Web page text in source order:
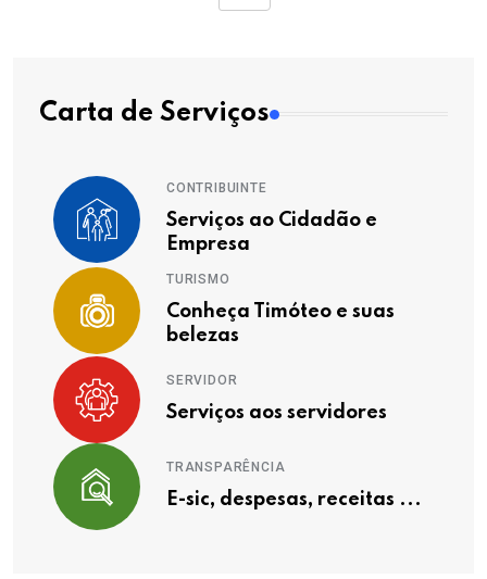
Carta de Serviços
CONTRIBUINTE
Serviços ao Cidadão e
Empresa
TURISMO
Conheça Timóteo e suas
belezas
SERVIDOR
Serviços aos servidores
TRANSPARÊNCIA
E-sic, despesas, receitas ...